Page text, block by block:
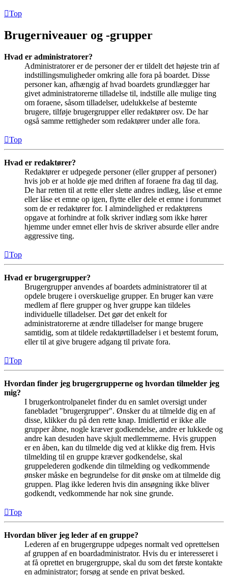
Top
Brugerniveauer og -grupper
Hvad er administratorer?
Administratorer er de personer der er tildelt det højeste trin af
indstillingsmuligheder omkring alle fora på boardet. Disse
personer kan, afhængig af hvad boardets grundlægger har
givet administratorerne tilladelse til, indstille alle mulige ting
om foraene, såsom tilladelser, udelukkelse af bestemte
brugere, tilføje brugergrupper eller redaktører osv. De har
også samme rettigheder som redaktører under alle fora.
Top
Hvad er redaktører?
Redaktører er udpegede personer (eller grupper af personer)
hvis job er at holde øje med driften af foraene fra dag til dag.
De har retten til at rette eller slette andres indlæg, låse et emne
eller låse et emne op igen, flytte eller dele et emne i forummet
som de er redaktører for. I almindelighed er redaktørens
opgave at forhindre at folk skriver indlæg som ikke hører
hjemme under emnet eller hvis de skriver absurde eller andre
aggressive ting.
Top
Hvad er brugergrupper?
Brugergrupper anvendes af boardets administratorer til at
opdele brugere i overskuelige grupper. En bruger kan være
medlem af flere grupper og hver gruppe kan tildeles
individuelle tilladelser. Det gør det enkelt for
administratorerne at ændre tilladelser for mange brugere
samtidig, som at tildele redaktørtilladelser i et bestemt forum,
eller til at give brugere adgang til private fora.
Top
Hvordan finder jeg brugergrupperne og hvordan tilmelder jeg
mig?
I brugerkontrolpanelet finder du en samlet oversigt under
fanebladet "brugergrupper". Ønsker du at tilmelde dig en af
disse, klikker du på den rette knap. Imidlertid er ikke alle
grupper åbne, nogle kræver godkendelse, andre er lukkede og
andre kan desuden have skjult medlemmerne. Hvis gruppen
er en åben, kan du tilmelde dig ved at klikke dig frem. Hvis
tilmelding til en gruppe kræver godkendelse, skal
gruppelederen godkende din tilmelding og vedkommende
ønsker måske en begrundelse for dit ønske om at tilmelde dig
gruppen. Plag ikke lederen hvis din ansøgning ikke bliver
godkendt, vedkommende har nok sine grunde.
Top
Hvordan bliver jeg leder af en gruppe?
Lederen af en brugergruppe udpeges normalt ved oprettelsen
af gruppen af en boardadministrator. Hvis du er interesseret i
at få oprettet en brugergruppe, skal du som det første kontakte
en administrator; forsøg at sende en privat besked.